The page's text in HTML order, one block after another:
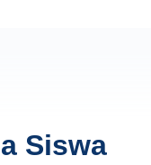
Siswa